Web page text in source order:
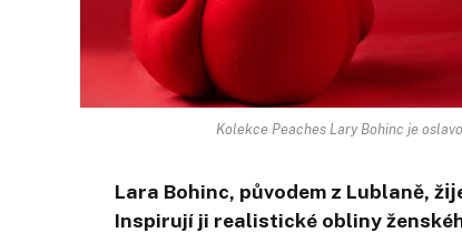
Kolekce Peaches Lary Bohinc je
Lara Bohinc, původem z Lublaně,
Inspirují ji realistické obliny